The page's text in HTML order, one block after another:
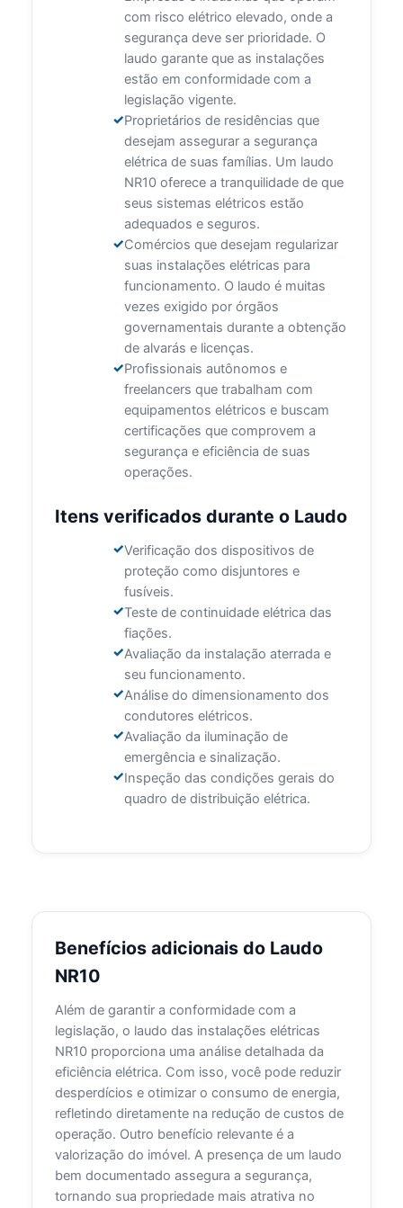
com risco elétrico elevado, onde a
segurança deve ser prioridade. O
laudo garante que as instalações
estão em conformidade com a
legislação vigente.
Proprietários de residências que
desejam assegurar a segurança
elétrica de suas famílias. Um laudo
NR10 oferece a tranquilidade de que
seus sistemas elétricos estão
adequados e seguros.
Comércios que desejam regularizar
suas instalações elétricas para
funcionamento. O laudo é muitas
vezes exigido por órgãos
governamentais durante a obtenção
de alvarás e licenças.
Profissionais autônomos e
freelancers que trabalham com
equipamentos elétricos e buscam
certificações que comprovem a
segurança e eficiência de suas
operações.
Itens verificados durante o Laudo
Verificação dos dispositivos de
proteção como disjuntores e
fusíveis.
Teste de continuidade elétrica das
fiações.
Avaliação da instalação aterrada e
seu funcionamento.
Análise do dimensionamento dos
condutores elétricos.
Avaliação da iluminação de
emergência e sinalização.
Inspeção das condições gerais do
quadro de distribuição elétrica.
Benefícios adicionais do Laudo
NR10
Além de garantir a conformidade com a
legislação, o laudo das instalações elétricas
NR10 proporciona uma análise detalhada da
eficiência elétrica. Com isso, você pode reduzir
desperdícios e otimizar o consumo de energia,
refletindo diretamente na redução de custos de
operação. Outro benefício relevante é a
valorização do imóvel. A presença de um laudo
bem documentado assegura a segurança,
tornando sua propriedade mais atrativa no